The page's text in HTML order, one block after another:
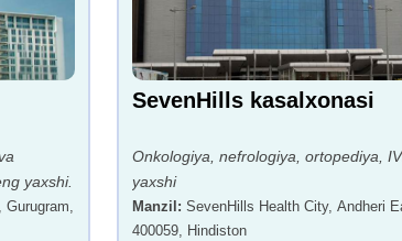
yaxshi.
Gurugram,
SevenHills kasalxonasi
Onkologiya, nefrologiya, ortopediya,
yaxshi
Manzil : SevenHills Health City, Andheri
400059, Hindiston